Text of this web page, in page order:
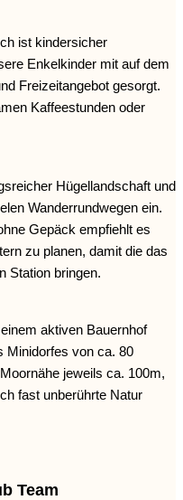
ist kindersicher
Enkelkinder mit auf dem
Freizeitangebot gesorgt.
Kaffeestunden oder
Hügellandschaft und
Wanderrundwegen ein.
Gepäck empfiehlt es
zu planen, damit die das
Station bringen.
aktiven Bauernhof
Minidorfes von ca. 80
jeweils ca. 100m,
fast unberührte Natur
Team